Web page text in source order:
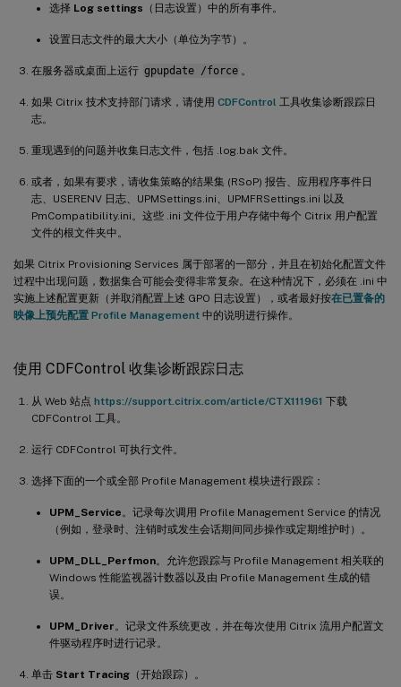
选择 Log settings （日志设置）中的所有事件。
设置日志文件的最大大小（单位为字节）。
在服务器或桌面上运行 gpupdate /force 。
如果 Citrix 技术支持部门请求，请使用 CDFControl 工具收集诊断跟踪日
志。
重现遇到的问题并收集日志文件，包括 .log.bak 文件。
或者，如果有要求，请收集策略的结果集 (RSoP) 报告、应用程序事件日
志、USERENV 日志、UPMSettings.ini、UPMFRSettings.ini 以及
PmCompatibility.ini。这些 .ini 文件位于用户存储中每个 Citrix 用户配置
文件的根文件夹中。
如果 Citrix Provisioning Services 属于部署的一部分，并且在初始化配置文件
过程中出现问题，数据集合可能会变得非常复杂。在这种情况下，必须在 .ini 中
实施上述配置更新（并取消配置上述 GPO 日志设置），或者最好按在已置备的
映像上预先配置 Profile Management 中的说明进行操作。
使用 CDFControl 收集诊断跟踪日志
从 Web 站点 https://support.citrix.com/article/CTX111961 下载
CDFControl 工具。
运行 CDFControl 可执行文件。
选择下面的一个或全部 Profile Management 模块进行跟踪：
UPM_Service 。记录每次调用 Profile Management Service 的情况
（例如，登录时、注销时或发生会话期间同步操作或定期维护时）。
UPM_DLL_Perfmon。允许您跟踪与 Profile Management 相关联的
Windows 性能监视器计数器以及由 Profile Management 生成的错
误。
UPM_Driver 。记录文件系统更改，并在每次使用 Citrix 流用户配置文
件驱动程序时进行记录。
单击 Start Tracing （开始跟踪）。